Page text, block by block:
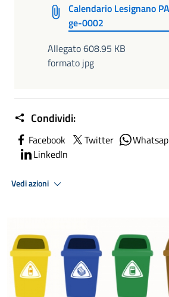
Calendario Lesignano
ge-0002
Allegato 608.95 KB
formato jpg
Condividi:
Facebook Twitter
LinkedIn
Vedi azioni